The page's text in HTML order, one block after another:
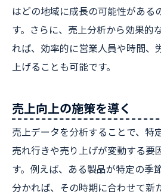
はどの地域に成長の可能性がある
す。さらに、売上分析から効果的
れば、効率的に営業人員や時間、
上げることも可能です。
売上向上の施策を導く
売上データを分析することで、特
売れ行きや売り上げが変動する要
す。例えば、ある製品が特定の季
分かれば、その時期に合わせて新